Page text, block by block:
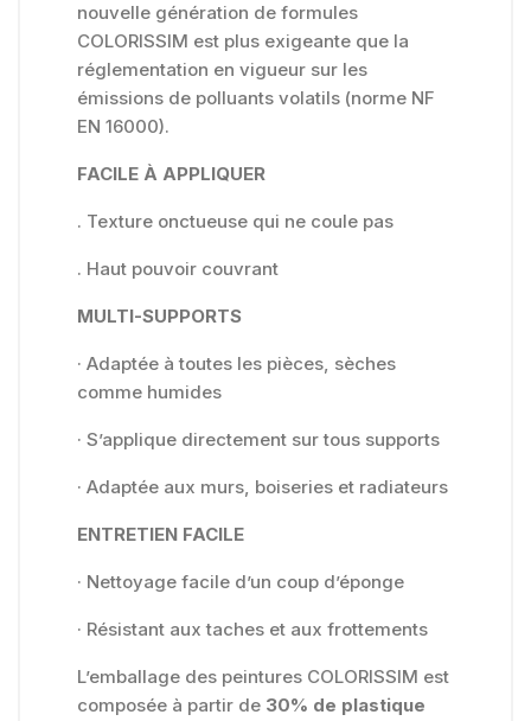
nouvelle génération de formules
COLORISSIM est plus exigeante que la
réglementation en vigueur sur les
émissions de polluants volatils (norme NF
EN 16000).
FACILE À APPLIQUER
. Texture onctueuse qui ne coule pas
. Haut pouvoir couvrant
MULTI-SUPPORTS
· Adaptée à toutes les pièces, sèches
comme humides
· S’applique directement sur tous supports
· Adaptée aux murs, boiseries et radiateurs
ENTRETIEN FACILE
· Nettoyage facile d’un coup d’éponge
· Résistant aux taches et aux frottements
L’emballage des peintures COLORISSIM est
composée à partir de 30% de plastique